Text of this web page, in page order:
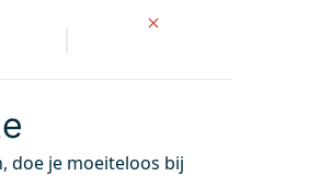
doe je moeiteloos bij